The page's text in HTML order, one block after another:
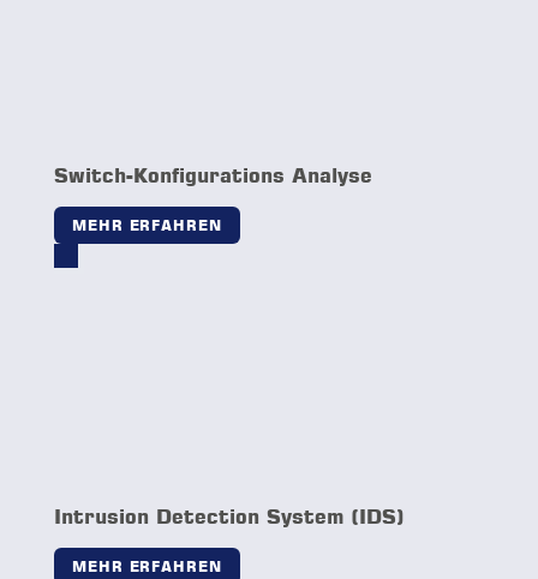
Management Security Dashboard
IoT Honeypot